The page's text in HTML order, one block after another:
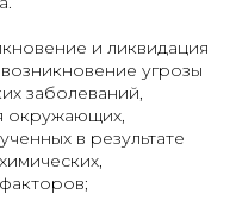
и ликвидация
угрозы
заболеваний,
окружающих,
в результате